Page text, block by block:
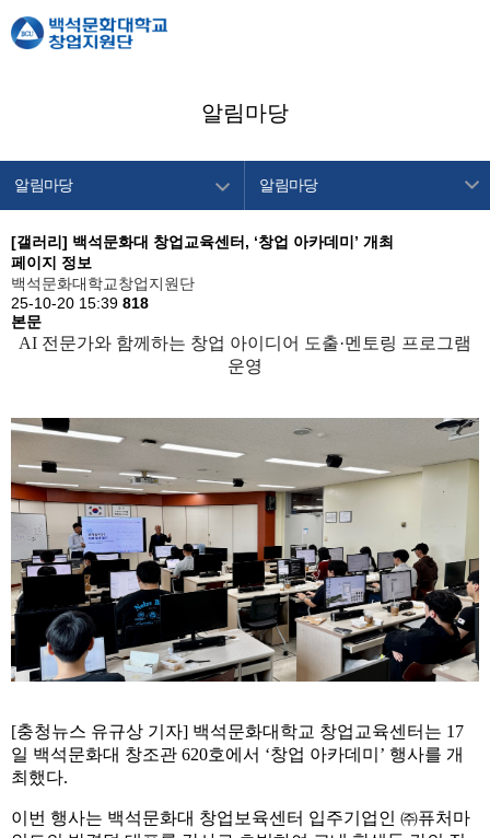
알림마당
알림마당
창업교육센터
창업보육센터
백석메이커스
알림마당
알림마당
[갤러리] 백석문화대 창업교육센터, ‘창업 아카데미’ 개최
페이지 정보
백석문화대학교창업지원단
25-10-20 15:39 818
본문
AI 전문가와 함께하는 창업 아이디어 도출·멘토링 프로그램
운영
[충청뉴스 유규상 기자] 백석문화대학교 창업교육센터는 17
일 백석문화대 창조관 620호에서 ‘창업 아카데미’ 행사를 개
최했다.
이번 행사는 백석문화대 창업보육센터 입주기업인 ㈜퓨처마